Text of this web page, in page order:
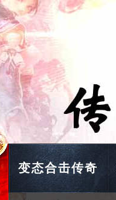
变态合击传奇